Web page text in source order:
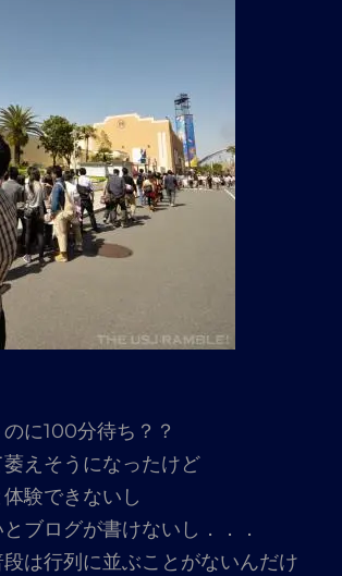
に100分待ち？？
えそうになったけど
験できないし
ブログが書けないし．．．
は行列に並ぶことがないんだけ